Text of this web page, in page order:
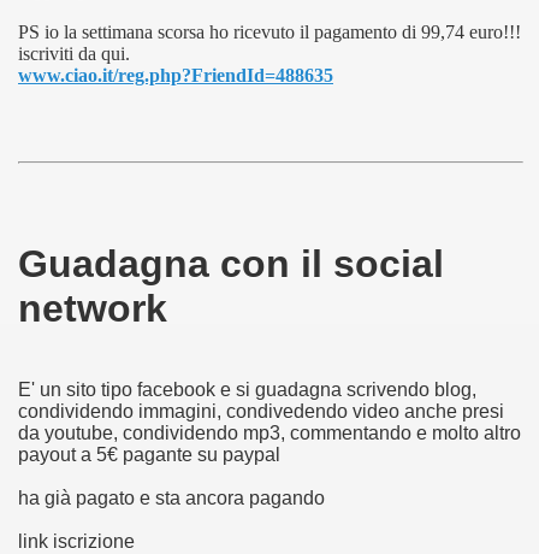
PS io la settimana scorsa ho ricevuto il pagamento di 99,74 euro!!!
iscriviti da qui.
www.ciao.it/reg.php?FriendId=488635
Guadagna con il social
network
E' un sito tipo facebook e si guadagna scrivendo blog,
condividendo immagini, condivedendo video anche presi
da youtube, condividendo mp3, commentando e molto altro
payout a 5€ pagante su paypal
ha già pagato e sta ancora pagando
link iscrizione